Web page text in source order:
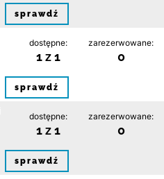
sprawdź
dostępne:
1 z 1
zarezerwowane:
0
sprawdź
dostępne:
1 z 1
zarezerwowane:
0
sprawdź